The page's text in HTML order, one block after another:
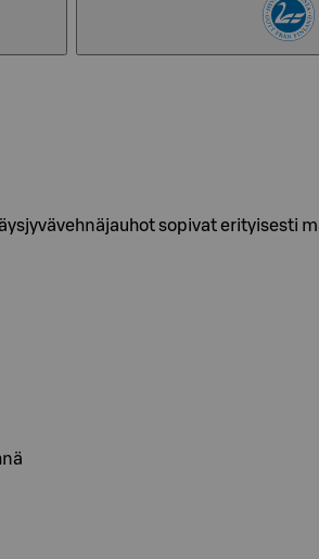
sopivat erityisesti